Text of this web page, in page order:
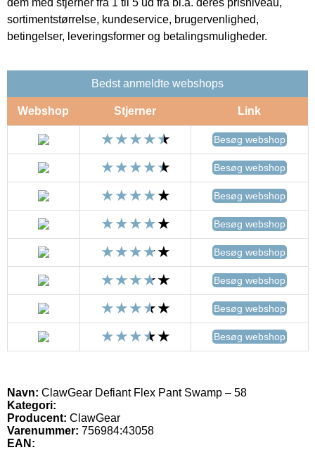
sortimentstørrelse, kundeservice, brugervenlighed,
betingelser, leveringsformer og betalingsmuligheder.
Bedst anmeldte webshops
Webshop Stjerner Link
Besøg webshop
Besøg webshop
Besøg webshop
Besøg webshop
Besøg webshop
Besøg webshop
Besøg webshop
Besøg webshop
Navn: ClawGear Defiant Flex Pant Swamp – 58
Kategori:
Producent: ClawGear
Varenummer: 756984:43058
EAN: